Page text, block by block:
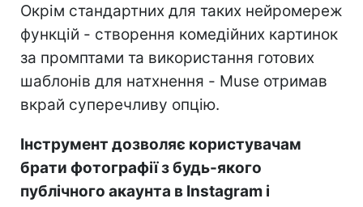
Окрім стандартних для таких нейромереж
функцій - створення комедійних картинок
за промптами та використання готових
шаблонів для натхнення - Muse отримав
вкрай суперечливу опцію.
Інструмент дозволяє користувачам
брати фотографії з будь-якого
публічного акаунта в Instagram і